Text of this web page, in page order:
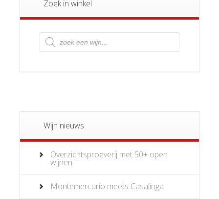
Zoek in winkel
Producten
zoeken
Wijn nieuws
Overzichtsproeverij met 50+ open
wijnen
Montemercurio meets Casalinga